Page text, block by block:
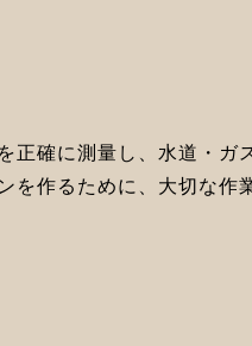
正確に測量し、水道・
を作るために、大切な作